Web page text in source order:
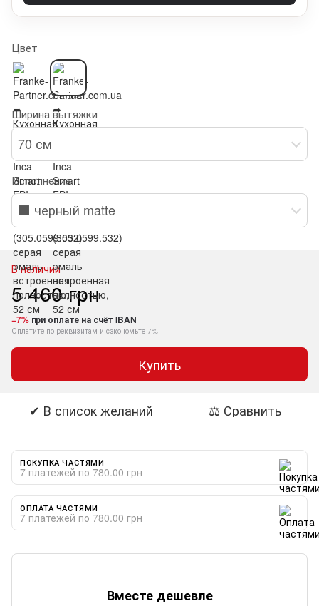
Цвет
Ширина вытяжки
70 см
Исполнение
⬛️ черный matte
В наличии
5 460 грн
−7%при оплате на счёт IBAN
Оплатите по реквизитам и сэкономьте 7%
Купить
✔ В список желаний ⚖ Сравнить
ПОКУПКА ЧАСТЯМИ
7 платежей по 780.00 грн
ОПЛАТА ЧАСТЯМИ
7 платежей по 780.00 грн
Вместе дешевле